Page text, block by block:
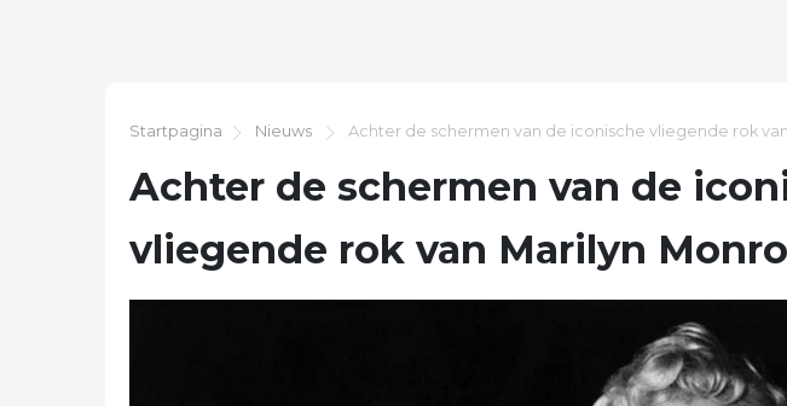
Startpagina Nieuws Achter de schermen van de iconische vliegende rok
Achter de schermen van de
vliegende rok van Marilyn